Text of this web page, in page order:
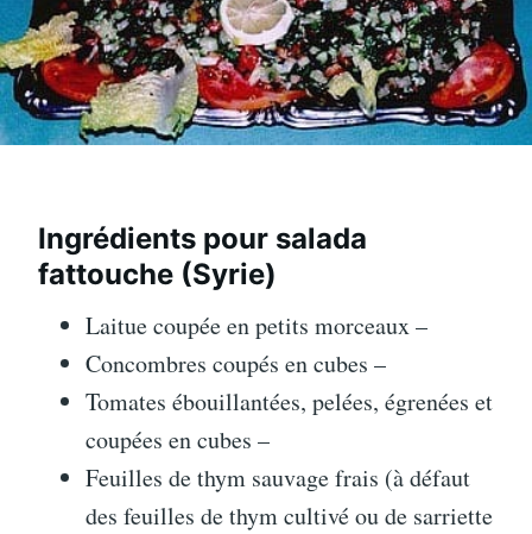
Ingrédients pour salada
fattouche (Syrie)
Laitue coupée en petits morceaux –
Concombres coupés en cubes –
Tomates ébouillantées, pelées, égrenées et
coupées en cubes –
Feuilles de thym sauvage frais (à défaut
des feuilles de thym cultivé ou de sarriette